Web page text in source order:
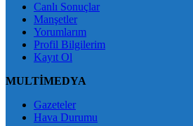
Canlı Sonuçlar
Manşetler
Yorumlarım
Profil Bilgilerim
Kayıt Ol
MULTİMEDYA
Gazeteler
Hava Durumu